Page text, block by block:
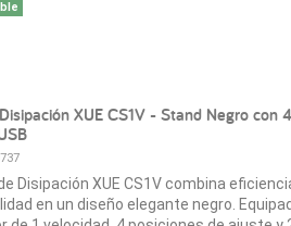
XUE CS1V - Stand Negro con
de Disipación XUE CS1V combina
en un diseño elegante negro.